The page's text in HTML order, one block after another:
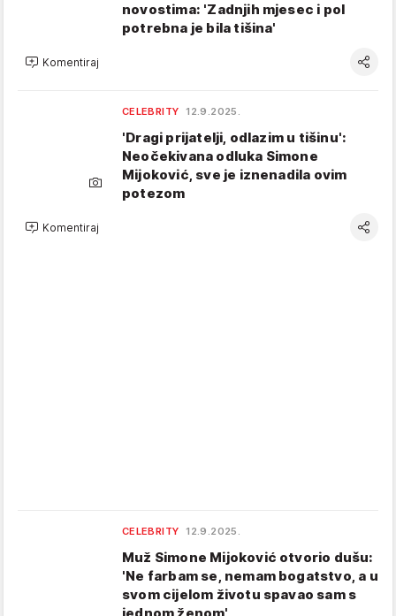
novostima: 'Zadnjih mjesec i pol
potrebna je bila tišina'
Komentiraj
CELEBRITY 12.9.2025.
'Dragi prijatelji, odlazim u tišinu':
Neočekivana odluka Simone
Mijoković, sve je iznenadila ovim
potezom
Komentiraj
CELEBRITY 12.9.2025.
Muž Simone Mijoković otvorio dušu:
'Ne farbam se, nemam bogatstvo, a u
svom cijelom životu spavao sam s